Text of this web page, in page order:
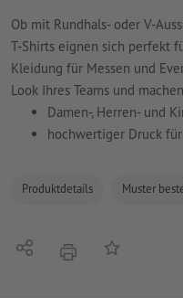
Ob mit Rundhals- oder V-
T-Shirts eignen sich perfekt
Kleidung für Messen und
Look Ihres Teams und
Damen-, Herren- und
hochwertiger Druck
Produktdetails Muster
Teilen DruckenAuf die